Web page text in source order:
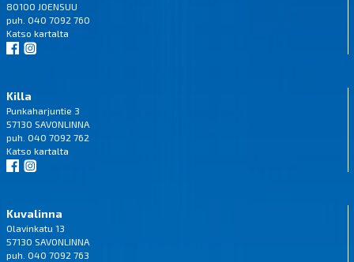
80100 JOENSUU
puh. 040 7092 760
Katso kartalta
Killa
Punkaharjuntie 3
57130 SAVONLINNA
puh. 040 7092 762
Katso kartalta
Kuvalinna
Olavinkatu 13
57130 SAVONLINNA
puh. 040 7092 763